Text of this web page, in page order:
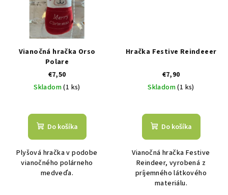
Vianočná hračka Orso
Polare
€7,50
Skladom(1 ks)
Do košíka
Plyšová hračka v podobe
vianočného polárneho
medveďa.
Hračka Festive Reindeeer
€7,90
Skladom(1 ks)
Do košíka
Vianočná hračka Festive
Reindeer, vyrobená z
príjemného látkového
materiálu.